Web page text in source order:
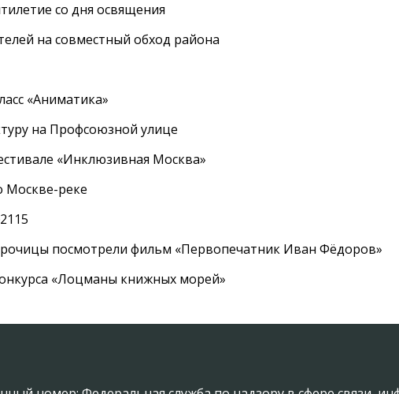
со дня освящения
на совместный обход района
«Аниматика»
на Профсоюзной улице
«Инклюзивная Москва»
Москве-реке
посмотрели фильм «Первопечатник Иван Фёдоров»
«Лоцманы книжных морей»